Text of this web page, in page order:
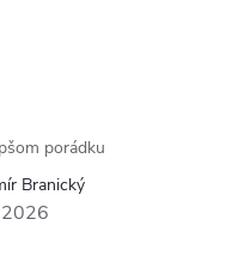
Branický
porádku